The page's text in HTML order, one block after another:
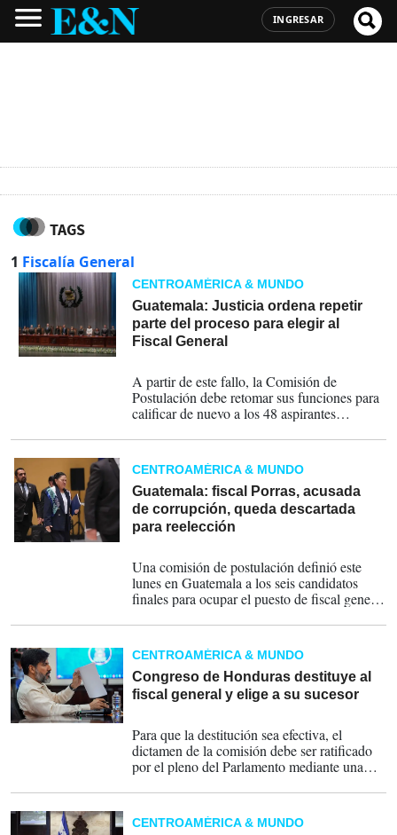
INGRESAR
TAGS
1 Fiscalía General
CENTROAMÉRICA & MUNDO
Guatemala: Justicia ordena repetir
parte del proceso para elegir al
Fiscal General
A partir de este fallo, la Comisión de
Postulación debe retomar sus funciones para
calificar de nuevo a los 48 aspirantes
CENTROAMÉRICA & MUNDO
Guatemala: fiscal Porras, acusada
de corrupción, queda descartada
para reelección
Una comisión de postulación definió este
lunes en Guatemala a los seis candidatos
finales para ocupar el puesto de fiscal general
período 2026-2030.
CENTROAMÉRICA & MUNDO
Congreso de Honduras destituye al
fiscal general y elige a su sucesor
Para que la destitución sea efectiva, el
dictamen de la comisión debe ser ratificado
por el pleno del Parlamento mediante una
diputados.
CENTROAMÉRICA & MUNDO